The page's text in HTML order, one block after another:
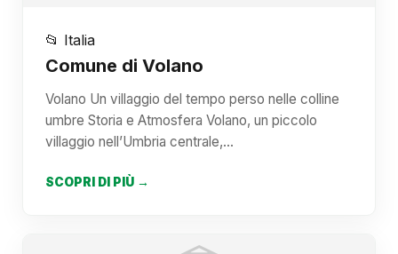
📂 Italia
Comune di Volano
Volano Un villaggio del tempo perso nelle colline
umbre Storia e Atmosfera Volano, un piccolo
villaggio nell’Umbria centrale,…
SCOPRI DI PIÙ →